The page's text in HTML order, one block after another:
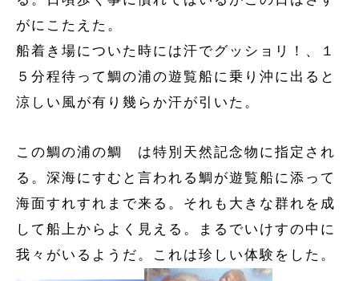
がにこたえた。
船着き場についた時には汗でグッショリ！、１
５分程待って鯛の浦の遊覧船に乗り沖に出ると
涼しい風が有り幾らか汗が引いた。
この鯛の浦の鯛
は特別天然記念物に指定され
る。深海にすむと言われる鯛が遊覧船に添って
海面すれすれまで来る。それも大きな群れを成
して船上からよく見える。まるでいけすの中に
我々がいるようだ。これは珍しい体験をした。